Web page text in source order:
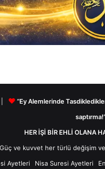
|
“Ey Alemlerinde
HER İŞİ BİR EHLİ OLANA
Ayetleri Nisa Suresi Ayetleri